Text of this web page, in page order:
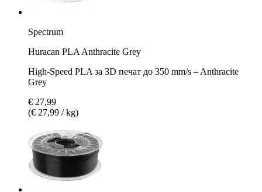
Spectrum
Huracan PLA Anthracite Grey
High-Speed PLA за 3D печат до 350 mm/s – Anthracite
Grey
€ 27,99
(€ 27,99 / kg)